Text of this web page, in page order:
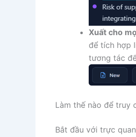
Xuất cho
để tích hợp
tương tác
Làm thế nào để truy
Bắt đầu với trực